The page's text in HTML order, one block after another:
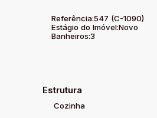
Referência:547 (C-1090)
Estágio do Imóvel:Novo
Banheiros:3
Estrutura
Cozinha